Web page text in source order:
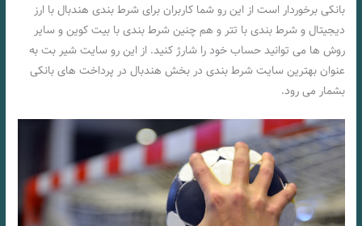
بانکی برخوردار است از این رو شما کاربران برای شرط بندی هندبال با ارز
دیجیتال و شرط بندی با تتر و هم چنین شرط بندی با بیت کوین و سایر
روش ها می توانید حساب خود را شارژ کنید. از این رو سایت شیر بت به
عنوان بهترین سایت شرط بندی در بخش هندبال در پرداخت های بانکی
بشمار می رود.